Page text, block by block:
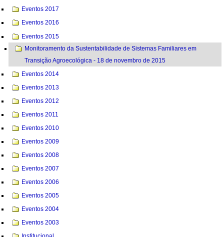
Eventos 2017
Eventos 2016
Eventos 2015
Monitoramento da Sustentabilidade de Sistemas Familiares em
Transição Agroecológica - 18 de novembro de 2015
Eventos 2014
Eventos 2013
Eventos 2012
Eventos 2011
Eventos 2010
Eventos 2009
Eventos 2008
Eventos 2007
Eventos 2006
Eventos 2005
Eventos 2004
Eventos 2003